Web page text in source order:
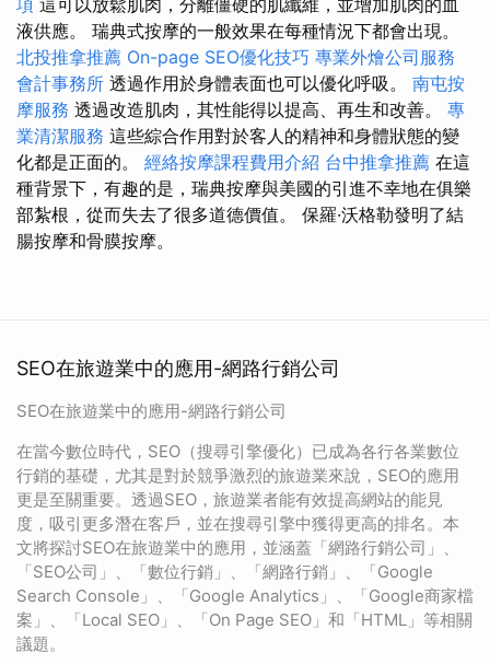
液供應。 瑞典式按摩的一般效果在每種情況下都會出現。
北投推拿推薦 On-page SEO優化技巧 專業外燴公司服務
會計事務所 透過作用於身體表面也可以優化呼吸。 南屯按
摩服務 透過改造肌肉，其性能得以提高、再生和改善。 專
業清潔服務 這些綜合作用對於客人的精神和身體狀態的變
化都是正面的。 經絡按摩課程費用介紹 台中推拿推薦 在這
種背景下，有趣的是，瑞典按摩與美國的引進不幸地在俱樂
部紮根，從而失去了很多道德價值。 保羅·沃格勒發明了結
腸按摩和骨膜按摩。
SEO在旅遊業中的應用-網路行銷公司
SEO在旅遊業中的應用-網路行銷公司
在當今數位時代，SEO（搜尋引擎優化）已成為各行各業數位
行銷的基礎，尤其是對於競爭激烈的旅遊業來說，SEO的應用
更是至關重要。透過SEO，旅遊業者能有效提高網站的能見
度，吸引更多潛在客戶，並在搜尋引擎中獲得更高的排名。本
文將探討SEO在旅遊業中的應用，並涵蓋「網路行銷公司」、
「SEO公司」、「數位行銷」、「網路行銷」、「Google
Search Console」、「Google Analytics」、「Google商家檔
案」、「Local SEO」、「On Page SEO」和「HTML」等相關
議題。